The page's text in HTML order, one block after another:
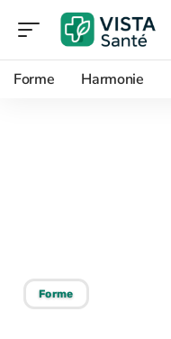
Forme Harmonie
Forme